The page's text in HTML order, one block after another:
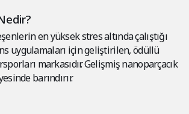
en yüksek stres altında çalıştığı
uygulamaları için geliştirilen, ödüllü
markasıdır. Gelişmiş nanoparçacık
barındırır.